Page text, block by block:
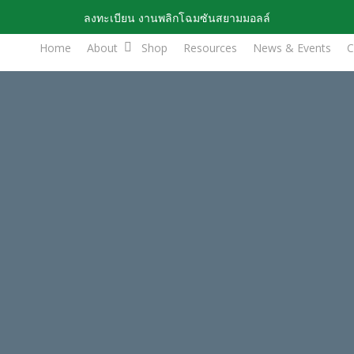
Home About Shop Resources News & Events
ลงทะเบียน งานพลิกโฉมซันสยามมอลล์